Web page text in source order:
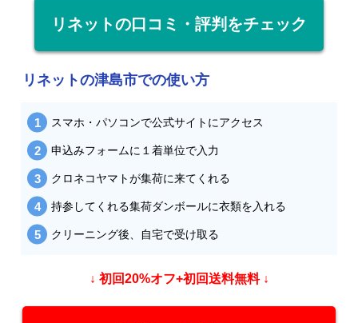
リネットの口コミ・評判をチェック
リネットの津島市での使い方
スマホ・パソコンで公式サイトにアクセス
申込みフォームに１着単位で入力
クロネコヤマトが集荷に来てくれる
持参してくれる集荷ダンボールに衣類を入れる
クリーニング後、自宅で受け取る
↓ 初回20%オフ+初回送料無料 ↓